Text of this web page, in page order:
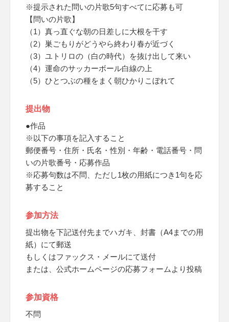
※提示された問いの片歌5句すべてに応募も可
【問いの片歌】
（1）真っ直ぐな朝の日差しに大根を干す
（2）巣ごもりがどうやら終わり春が近づく
（3）ユトリロの（白の時代）を抜け出して来い
（4）運命のサッカーボール白線の上
（5）ひとつぶの種をまく朝ひかりこぼれて
提出物
●作品
※以下の事項を記入すること
郵便番号・住所・氏名・性別・年齢・電話番号・問
いの片歌番号・応募作品
※応募句数は不問、ただし1枚の用紙につき1句を応
募すること
参加方法
提出物を下記送付先までハガキ、封書（A4までの用
紙）にて郵送
もしくはファックス・メールにて送付
または、公式ホームページの応募フォームより投稿
参加資格
不問